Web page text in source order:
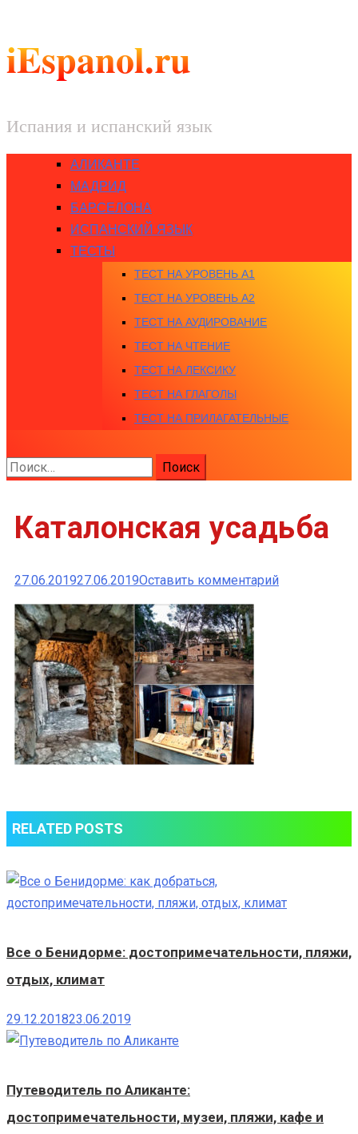
iEspanol.ru
Испания и испанский язык
АЛИКАНТЕ
МАДРИД
БАРСЕЛОНА
ИСПАНСКИЙ ЯЗЫК
ТЕСТЫ
ТЕСТ НА УРОВЕНЬ A1
ТЕСТ НА УРОВЕНЬ A2
ТЕСТ НА АУДИРОВАНИЕ
ТЕСТ НА ЧТЕНИЕ
ТЕСТ НА ЛЕКСИКУ
ТЕСТ НА ГЛАГОЛЫ
ТЕСТ НА ПРИЛАГАТЕЛЬНЫЕ
Найти:
Каталонская усадьба
27.06.201927.06.2019Оставить комментарийк
RELATED POSTS
Все о Бенидорме: достопримечательности, пляжи,
отдых, климат
29.12.201823.06.2019
Путеводитель по Аликанте:
достопримечательности, музеи, пляжи, кафе и